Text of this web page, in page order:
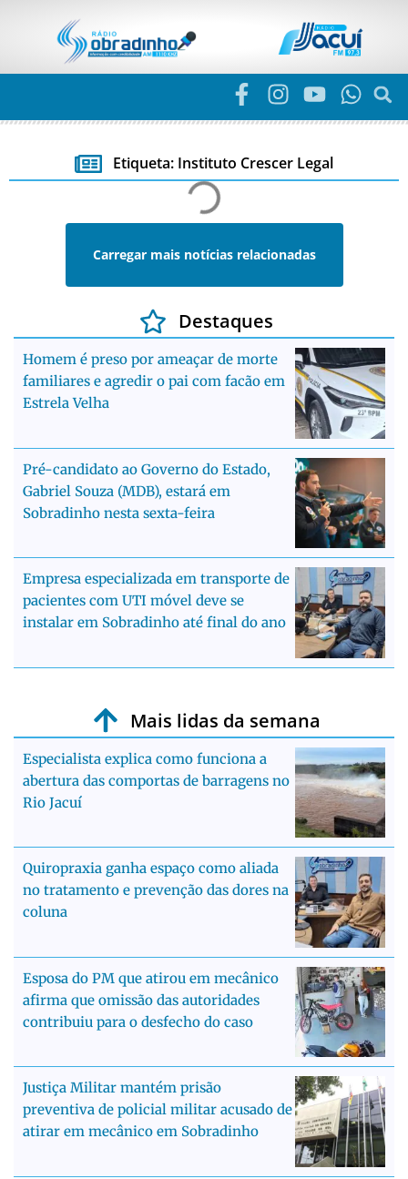
Etiqueta: Instituto Crescer Legal
Carregar mais notícias relacionadas
Destaques
Homem é preso por ameaçar de morte
familiares e agredir o pai com facão em
Estrela Velha
Pré-candidato ao Governo do Estado,
Gabriel Souza (MDB), estará em
Sobradinho nesta sexta-feira
Empresa especializada em transporte de
pacientes com UTI móvel deve se
instalar em Sobradinho até final do ano
Mais lidas da semana
Especialista explica como funciona a
abertura das comportas de barragens no
Rio Jacuí
Quiropraxia ganha espaço como aliada
no tratamento e prevenção das dores na
coluna
Esposa do PM que atirou em mecânico
afirma que omissão das autoridades
contribuiu para o desfecho do caso
Justiça Militar mantém prisão
preventiva de policial militar acusado de
atirar em mecânico em Sobradinho